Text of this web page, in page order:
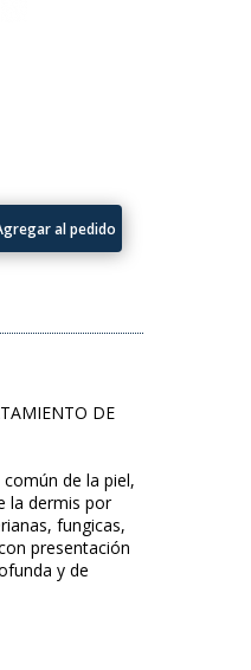
al pedido
DE
de la piel,
la dermis por
fungicas,
presentación
y de